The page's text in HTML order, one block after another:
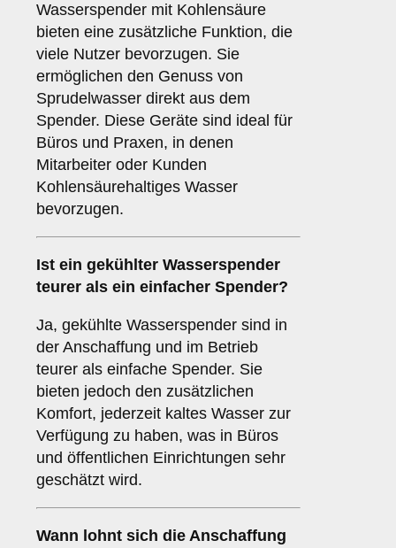
Wasserspender mit Kohlensäure
bieten eine zusätzliche Funktion, die
viele Nutzer bevorzugen. Sie
ermöglichen den Genuss von
Sprudelwasser direkt aus dem
Spender. Diese Geräte sind ideal für
Büros und Praxen, in denen
Mitarbeiter oder Kunden
Kohlensäurehaltiges Wasser
bevorzugen.
Ist ein gekühlter Wasserspender
teurer als ein einfacher Spender?
Ja, gekühlte Wasserspender sind in
der Anschaffung und im Betrieb
teurer als einfache Spender. Sie
bieten jedoch den zusätzlichen
Komfort, jederzeit kaltes Wasser zur
Verfügung zu haben, was in Büros
und öffentlichen Einrichtungen sehr
geschätzt wird.
Wann lohnt sich die Anschaffung